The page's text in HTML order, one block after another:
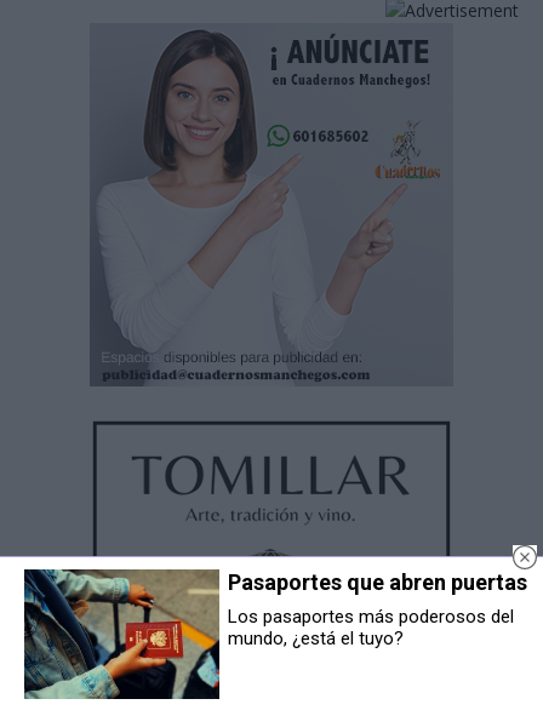
Pasaportes que abren puertas
Los pasaportes más poderosos del
mundo, ¿está el tuyo?